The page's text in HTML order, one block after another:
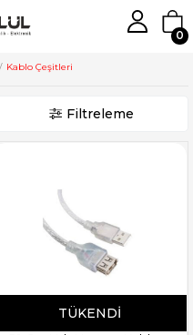
0
Kablo Çeşitleri
Filtreleme
TÜKENDI